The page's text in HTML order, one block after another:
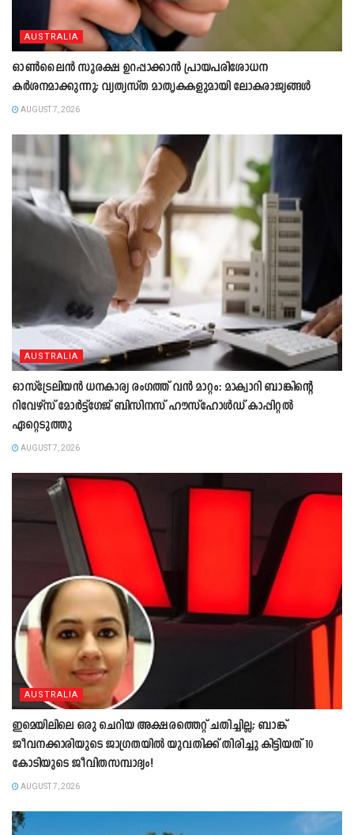
AUSTRALIA
ഓൺലൈൻ സുരക്ഷ ഉറപ്പാക്കാൻ പ്രായപരിശോധന
കർശനമാക്കുന്നു; വ്യത്യസ്ത മാതൃകകളുമായി ലോകരാജ്യങ്ങൾ
AUGUST 7, 2026
AUSTRALIA
ഓസ്ട്രേലിയൻ ധനകാര്യ രംഗത്ത് വൻ മാറ്റം: മാക്വാറി ബാങ്കിന്റെ
റിവേഴ്സ് മോർട്ട്ഗേജ് ബിസിനസ് ഹൗസ്ഹോൾഡ് കാപ്പിറ്റൽ
ഏറ്റെടുത്തു
AUGUST 7, 2026
AUSTRALIA
ഇമെയിലിലെ ഒരു ചെറിയ അക്ഷരത്തെറ്റ് ചതിച്ചില്ല; ബാങ്ക്
ജീവനക്കാരിയുടെ ജാഗ്രതയിൽ യുവതിക്ക് തിരിച്ചു കിട്ടിയത് 10
കോടിയുടെ ജീവിതസമ്പാദ്യം!
AUGUST 7, 2026